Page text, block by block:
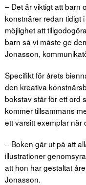
– Det är viktigt att barn
konstnärer redan tidigt
möjlighet att
barn så vi måste ge
Jonasson,
Specifikt för årets
den kreativa
bokstav står för ett ord
kommer tillsammans
ett varsitt exemplar när
– Boken går ut på att
illustrationer
att hon har gestaltat
Jonasson.